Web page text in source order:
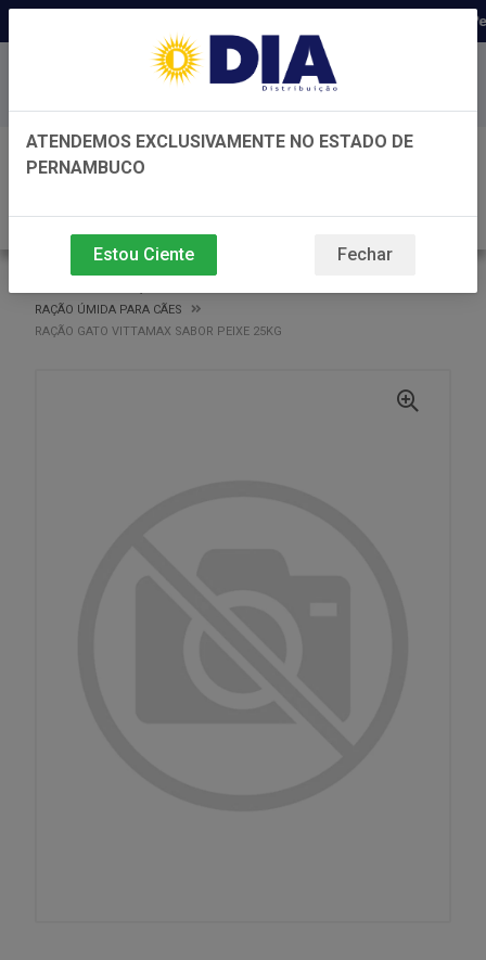
Distribuidora há 22 anos em
Baixe já nosso APP
RAÇÃO ÚMIDA PARA CÃES
RAÇÃO GATO VITTAMAX SABOR PEIXE 25KG
ATENDEMOS EXCLUSIVAMENTE NO ESTADO DE
PERNAMBUCO
Estou Ciente Fechar